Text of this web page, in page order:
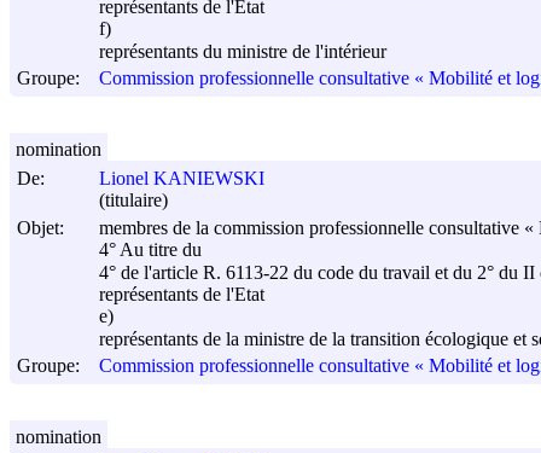
représentants de l'Etat
f)
représentants du ministre de l'intérieur
Groupe:
Commission professionnelle consultative « Mobilité et
De:
Lionel KANIEWSKI
(titulaire)
Objet:
membres de la commission professionnelle consultative
4° Au titre du
4° de l'article R. 6113-22 du code du travail et du 2° du
représentants de l'Etat
e)
représentants de la ministre de la transition écologique et
Groupe:
Commission professionnelle consultative « Mobilité et
nomination
nomination